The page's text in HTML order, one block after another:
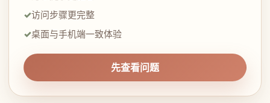
访问步骤更完整
桌面与手机端一致体验
先查看问题